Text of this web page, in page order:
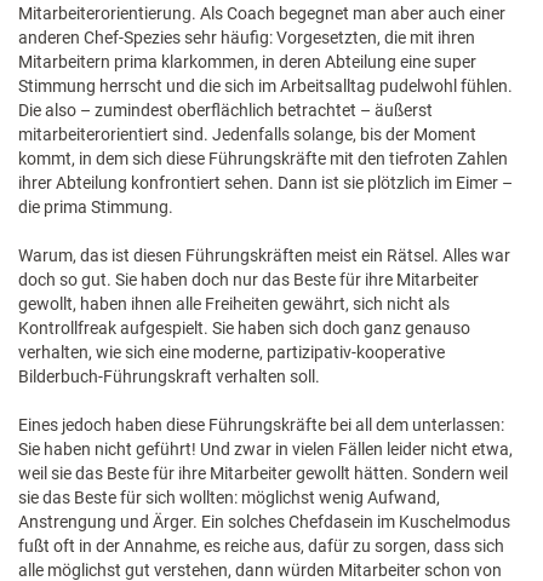
Mitarbeiterorientierung. Als Coach begegnet man aber auch einer
anderen Chef-Spezies sehr häufig: Vorgesetzten, die mit ihren
Mitarbeitern prima klarkommen, in deren Abteilung eine super
Stimmung herrscht und die sich im Arbeitsalltag pudelwohl fühlen.
Die also – zumindest oberflächlich betrachtet – äußerst
mitarbeiterorientiert sind. Jedenfalls solange, bis der Moment
kommt, in dem sich diese Führungskräfte mit den tiefroten Zahlen
ihrer Abteilung konfrontiert sehen. Dann ist sie plötzlich im Eimer –
die prima Stimmung.
Warum, das ist diesen Führungskräften meist ein Rätsel. Alles war
doch so gut. Sie haben doch nur das Beste für ihre Mitarbeiter
gewollt, haben ihnen alle Freiheiten gewährt, sich nicht als
Kontrollfreak aufgespielt. Sie haben sich doch ganz genauso
verhalten, wie sich eine moderne, partizipativ-kooperative
Bilderbuch-Führungskraft verhalten soll.
Eines jedoch haben diese Führungskräfte bei all dem unterlassen:
Sie haben nicht geführt! Und zwar in vielen Fällen leider nicht etwa,
weil sie das Beste für ihre Mitarbeiter gewollt hätten. Sondern weil
sie das Beste für sich wollten: möglichst wenig Aufwand,
Anstrengung und Ärger. Ein solches Chefdasein im Kuschelmodus
fußt oft in der Annahme, es reiche aus, dafür zu sorgen, dass sich
alle möglichst gut verstehen, dann würden Mitarbeiter schon von